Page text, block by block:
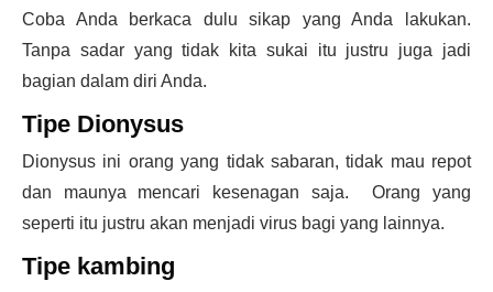
Coba Anda berkaca dulu sikap yang Anda lakukan.
Tanpa sadar yang tidak kita sukai itu justru juga jadi
bagian dalam diri Anda.
Tipe Dionysus
Dionysus ini orang yang tidak sabaran, tidak mau repot
dan maunya mencari kesenagan saja. Orang yang
seperti itu justru akan menjadi virus bagi yang lainnya.
Tipe kambing